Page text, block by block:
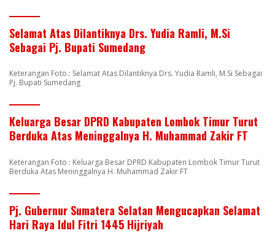
Selamat Atas Dilantiknya Drs. Yudia Ramli, M.Si
Sebagai Pj. Bupati Sumedang
Keterangan Foto.: Selamat Atas Dilantiknya Drs. Yudia Ramli, M.Si Sebagai
Pj. Bupati Sumedang
Keluarga Besar DPRD Kabupaten Lombok Timur Turut
Berduka Atas Meninggalnya H. Muhammad Zakir FT
Keterangan Foto : Keluarga Besar DPRD Kabupaten Lombok Timur Turut
Berduka Atas Meninggalnya H. Muhammad Zakir FT
Pj. Gubernur Sumatera Selatan Mengucapkan Selamat
Hari Raya Idul Fitri 1445 Hijriyah